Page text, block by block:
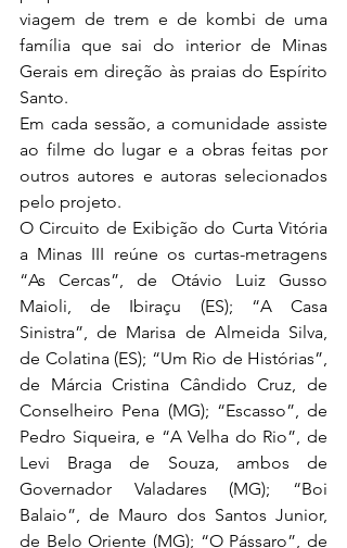
viagem de trem e de kombi de uma
família que sai do interior de Minas
Gerais em direção às praias do Espírito
Santo.
Em cada sessão, a comunidade assiste
ao filme do lugar e a obras feitas por
outros autores e autoras selecionados
pelo projeto.
O Circuito de Exibição do Curta Vitória
a Minas III reúne os curtas-metragens
“As Cercas”, de Otávio Luiz Gusso
Maioli, de Ibiraçu (ES); “A Casa
Sinistra”, de Marisa de Almeida Silva,
de Colatina (ES); “Um Rio de Histórias”,
de Márcia Cristina Cândido Cruz, de
Conselheiro Pena (MG); “Escasso”, de
Pedro Siqueira, e “A Velha do Rio”, de
Levi Braga de Souza, ambos de
Governador Valadares (MG); “Boi
Balaio”, de Mauro dos Santos Junior,
de Belo Oriente (MG); “O Pássaro”, de